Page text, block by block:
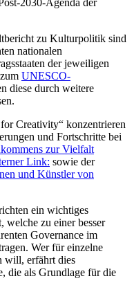
2030-Agenda der
zu Kulturpolitik sind
nationalen
der jeweiligen
UNESCO-
diese durch weitere
Creativity“ konzentrieren
und Fortschritte bei
zur Vielfalt
Link: sowie der
und Künstler von
ein wichtiges
zu einer besser
Governance im
Wer für einzelne
will, erfährt dies
die als Grundlage für die